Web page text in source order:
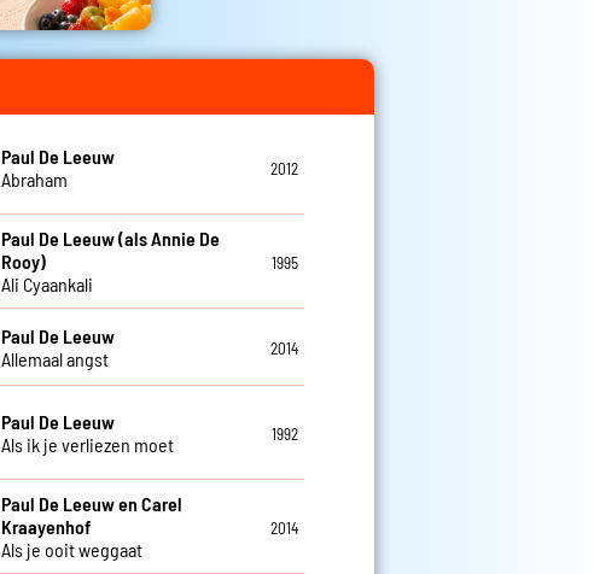
Paul De Leeuw
Abraham
2012
Paul De Leeuw (als Annie De
Rooy)
Ali Cyaankali
1995
Paul De Leeuw
Allemaal angst
2014
Paul De Leeuw
Als ik je verliezen moet
1992
Paul De Leeuw en Carel
Kraayenhof
Als je ooit weggaat
2014